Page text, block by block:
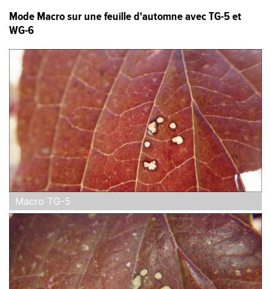
Mode Macro sur une feuille d'automne avec TG-5 et
WG-6
Macro TG-5